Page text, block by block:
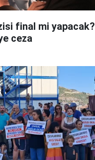
final mi yapacak?
ceza